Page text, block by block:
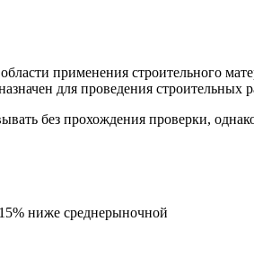
применения строительного
для проведения строительных
без прохождения проверки,
ниже среднерыночной